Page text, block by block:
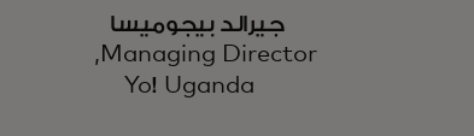
جيرالد بيجوميسا
Managing Director,